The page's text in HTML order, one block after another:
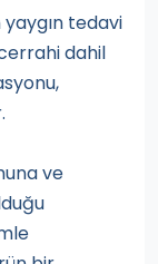
tedavi
dahil
ve